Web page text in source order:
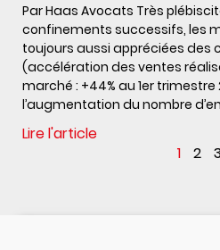
Par Haas Avocats Très
confinements successifs, les
toujours aussi appréciées des
(accélération des ventes
marché : +44% au 1er
l’augmentation du nombre
Lire l'article
1
2 3